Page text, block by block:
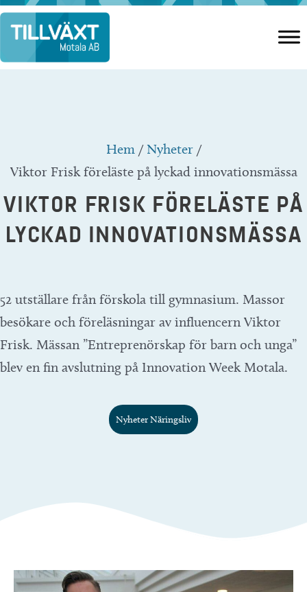
Hoppa
till
innehåll
Hem / Nyheter/
Viktor Frisk föreläste på lyckad innovationsmässa
VIKTOR FRISK FÖRELÄSTE PÅ
LYCKAD INNOVATIONSMÄSSA
52 utställare från förskola till gymnasium. Massor
besökare och föreläsningar av influencern Viktor
Frisk. Mässan ”Entreprenörskap för barn och unga”
blev en fin avslutning på Innovation Week Motala.
Nyheter Näringsliv